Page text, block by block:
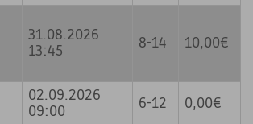
31.08.2026
13:45
8-14 10,00€
02.09.2026
09:00
6-12 0,00€